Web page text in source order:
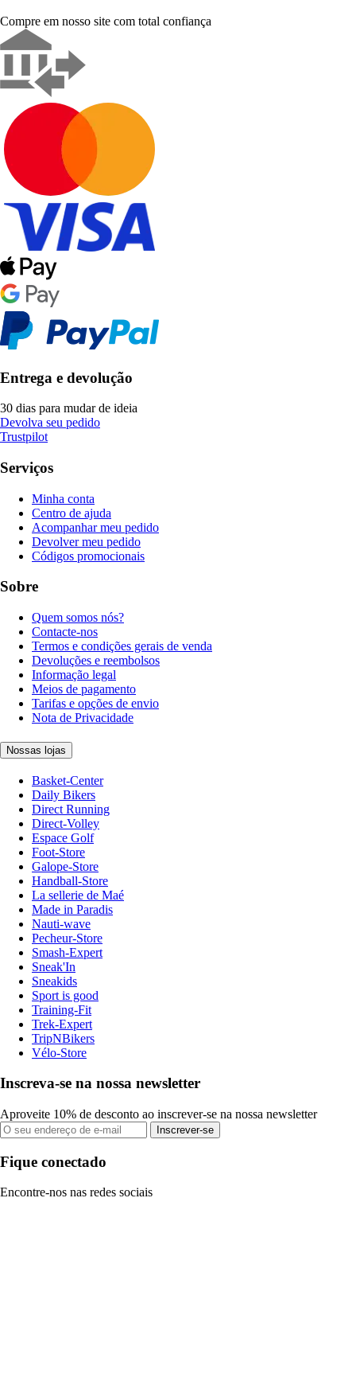
Compre em nosso site com total confiança
Entrega e devolução
30 dias para mudar de ideia
Devolva seu pedido
Trustpilot
Serviços
Minha conta
Centro de ajuda
Acompanhar meu pedido
Devolver meu pedido
Códigos promocionais
Sobre
Quem somos nós?
Contacte-nos
Termos e condições gerais de venda
Devoluções e reembolsos
Informação legal
Meios de pagamento
Tarifas e opções de envio
Nota de Privacidade
Nossas lojas
Basket-Center
Daily Bikers
Direct Running
Direct-Volley
Espace Golf
Foot-Store
Galope-Store
Handball-Store
La sellerie de Maé
Made in Paradis
Nauti-wave
Pecheur-Store
Smash-Expert
Sneak'In
Sneakids
Sport is good
Training-Fit
Trek-Expert
TripNBikers
Vélo-Store
Inscreva-se na nossa newsletter
Aproveite 10% de desconto ao inscrever-se na nossa newsletter
Inscrever-se
Fique conectado
Encontre-nos nas redes sociais